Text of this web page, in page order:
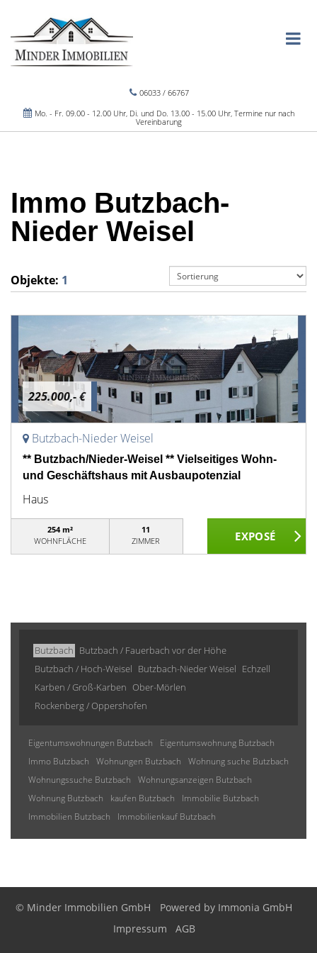
06033 / 66767
Mo. - Fr. 09.00 - 12.00 Uhr, Di. und Do. 13.00 - 15.00 Uhr, Termine nur nach
Vereinbarung
Immo Butzbach-
Nieder Weisel
Objekte: 1
225.000,- €
Butzbach-Nieder Weisel
** Butzbach/Nieder-Weisel ** Vielseitiges Wohn-
und Geschäftshaus mit Ausbaupotenzial
Haus
254 m²
WOHNFLÄCHE
11
ZIMMER
Butzbach Butzbach / Fauerbach vor der Höhe
Butzbach / Hoch-Weisel Butzbach-Nieder Weisel Echzell
Karben / Groß-Karben Ober-Mörlen
Rockenberg / Oppershofen
Eigentumswohnungen Butzbach
Eigentumswohnung Butzbach
Immo Butzbach
Wohnungen Butzbach
Wohnung suche Butzbach
Wohnungssuche Butzbach
Wohnungsanzeigen Butzbach
Wohnung Butzbach
kaufen Butzbach
Immobilie Butzbach
Immobilien Butzbach
Immobilienkauf Butzbach
© Minder Immobilien GmbH Powered by Immonia GmbH
Impressum
AGB